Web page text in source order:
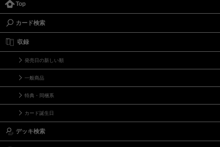
Top
カード検索
収録
発売日の新しい順
一般商品
特典・同梱系
カード誕生日
デッキ検索